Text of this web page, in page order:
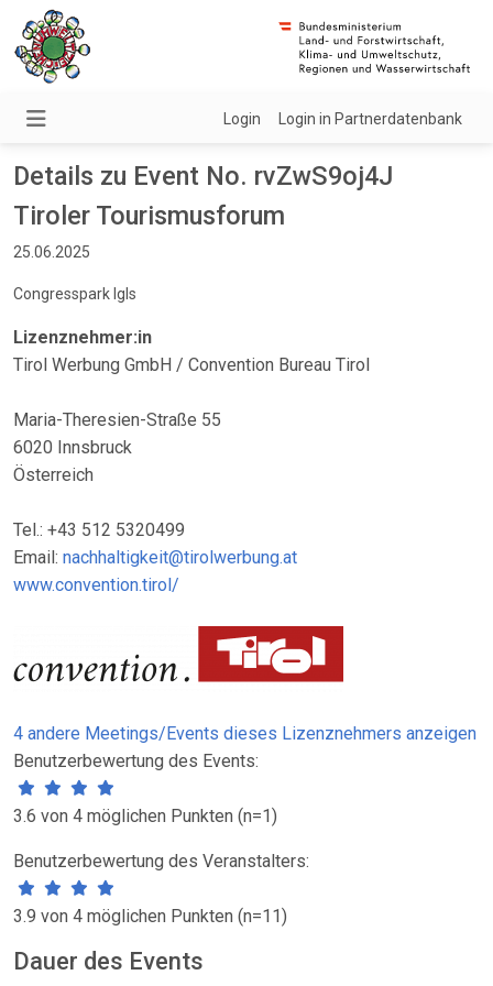
Login Login in Partnerdatenbank
Details zu Event No. rvZwS9oj4J
Tiroler Tourismusforum
25.06.2025
Congresspark Igls
Lizenznehmer:in
Tirol Werbung GmbH / Convention Bureau Tirol
Maria-Theresien-Straße 55
6020 Innsbruck
Österreich
Tel.: +43 512 5320499
Email: nachhaltigkeit@tirolwerbung.at
www.convention.tirol/
4 andere Meetings/Events dieses Lizenznehmers anzeigen
Benutzerbewertung des Events:
3.6 von 4 möglichen Punkten (n=1)
Benutzerbewertung des Veranstalters:
3.9 von 4 möglichen Punkten (n=11)
Dauer des Events